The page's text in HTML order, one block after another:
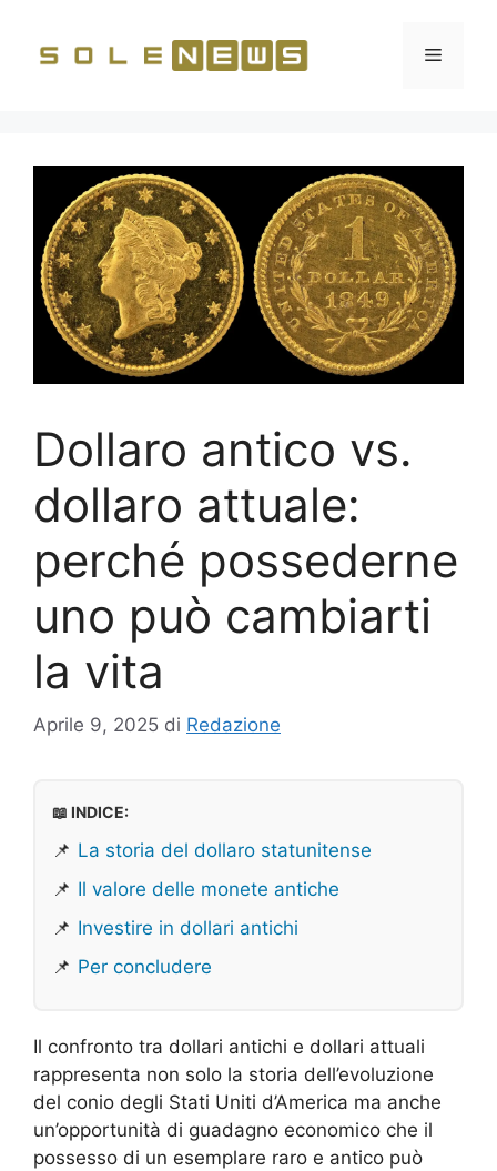
contenuto
Menu
Dollaro antico vs.
dollaro attuale:
perché possederne
uno può cambiarti
la vita
Aprile 9, 2025 di Redazione
📖 INDICE:
📌 La storia del dollaro statunitense
📌 Il valore delle monete antiche
📌 Investire in dollari antichi
📌 Per concludere
Il confronto tra dollari antichi e dollari attuali
rappresenta non solo la storia dell’evoluzione
del conio degli Stati Uniti d’America ma anche
un’opportunità di guadagno economico che il
possesso di un esemplare raro e antico può